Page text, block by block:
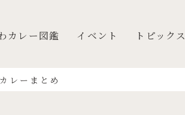
カレー図鑑 イベント トピックス
レーまとめ